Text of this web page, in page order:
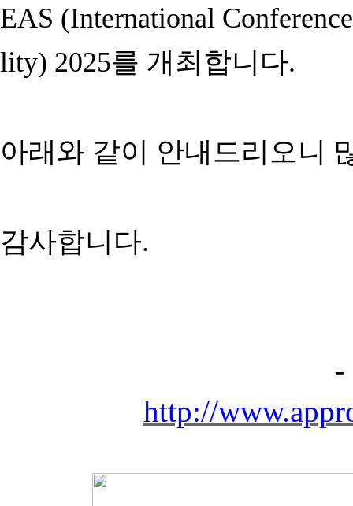
EAS (International
lity) 2025를 개최합니다.
아래와 같이 안내드리오니
감사합니다.
http://